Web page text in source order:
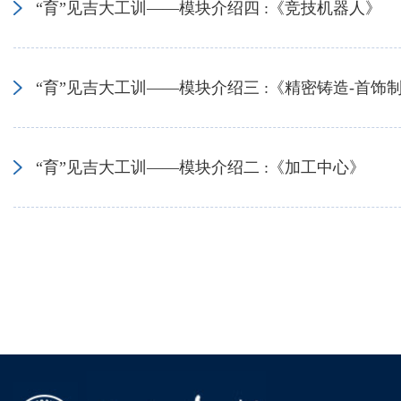
“育”见吉大工训——模块介绍四 :《竞技机器人》
“育”见吉大工训——模块介绍三 :《精密铸造-首饰制
“育”见吉大工训——模块介绍二 :《加工中心》